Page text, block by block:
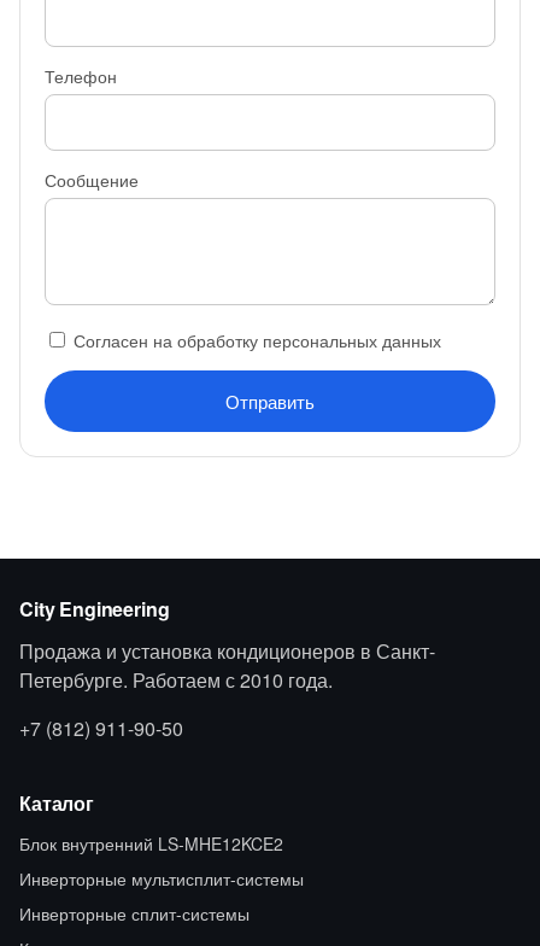
Телефон
Сообщение
Согласен на обработку персональных данных
Отправить
City Engineering
Продажа и установка кондиционеров в Санкт-
Петербурге. Работаем с 2010 года.
+7 (812) 911-90-50
Каталог
Блок внутренний LS-MHE12KCE2
Инверторные мультисплит-системы
Инверторные сплит-системы